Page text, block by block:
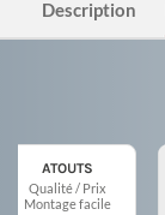
Description
ATOUTS
Qualité / Prix
Montage facile